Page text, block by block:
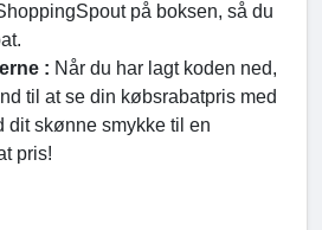
på boksen, så du
: Når du har lagt koden ned,
til at se din købsrabatpris med
dit skønne smykke til en
pris!